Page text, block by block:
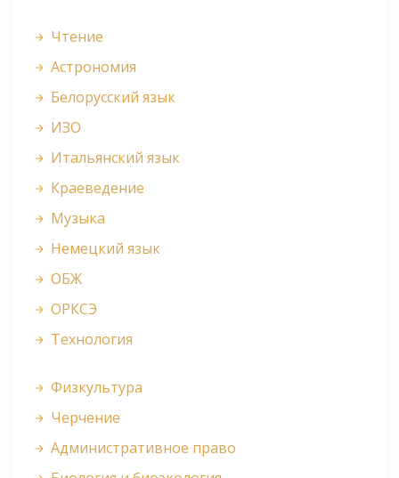
Чтение
Астрономия
Белорусский язык
ИЗО
Итальянский язык
Краеведение
Музыка
Немецкий язык
ОБЖ
ОРКСЭ
Технология
Физкультура
Черчение
Административное право